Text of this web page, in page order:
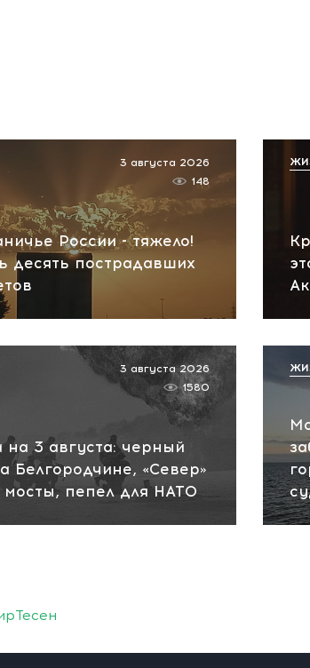
России - тяжело!
десять пострадавших
3 августа 2026
148
на 3 августа: черный
Белгородчине, «Север»
мосты, пепел для НАТО
3 августа 2026
1580